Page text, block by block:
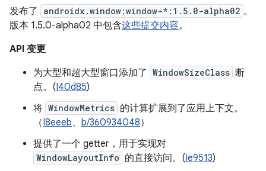
发布了
androidx.window:window-*:1.5.0-alpha02 。
版本 1.5.0-alpha02 中包含这些提交内容。
API 变更
为大型和超大型窗口添加了 WindowSizeClass 断
点。(I40d85)
将 WindowMetrics 的计算扩展到了应用上下文。
（I8eeeb、 b/360934048）
提供了一个 getter，用于实现对
WindowLayoutInfo 的直接访问。(Ie9513)